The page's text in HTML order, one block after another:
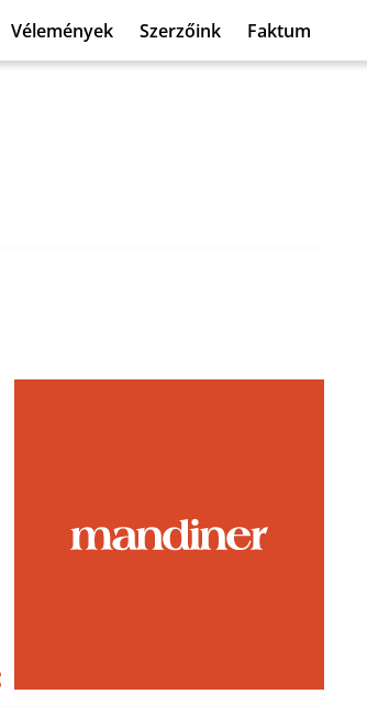
Vélemények Szerzőink Faktum